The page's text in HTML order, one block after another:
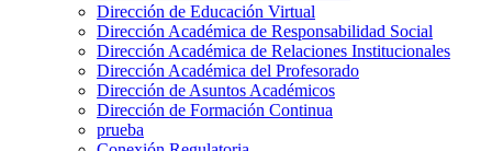
Dirección de Educación Virtual
Dirección Académica de Responsabilidad Social
Dirección Académica de Relaciones Institucionales
Dirección Académica del Profesorado
Dirección de Asuntos Académicos
Dirección de Formación Continua
prueba